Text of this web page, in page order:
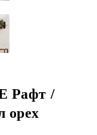
Рафт /
орех